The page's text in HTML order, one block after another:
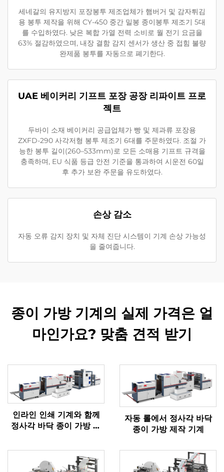
세네갈의 유지방지 포장봉투 제조업체가 햄버거 및 감자튀김
용 봉투 제작을 위해 CY-450 중간 밀봉 종이봉투 제조기 5대
를 수입하였다. 낮은 복합 가열 전력 소비로 월 전기 요금을
63% 절감하였으며, 내장 결함 감지 센서가 생산 중 접힘 불량
완제품 봉투를 자동으로 폐기한다.
UAE 베이커리 기프트 포장 공장 리파이트 프로
젝트
두바이 소재 베이커리 공급업체가 빵 및 제과류 포장용
ZXFD-290 사각저형 봉투 제조기 6대를 주문하였다. 조절 가
능한 봉투 길이(260–533mm)로 모든 소매용 기프트 규격을
충족하며, EU 식품 등급 안전 기준을 통과하여 시운전 60일
후 추가 보완 주문을 유도하였다.
손상 감소
자동 오류 감지 장치 및 자체 진단 시스템이 기계 손상 가능성
을 줄여줍니다.
종이 가방 기계의 실제 가격은 얼
마인가요? 맞춤 견적 받기
인라인 인쇄 기계와 함께
정사각 바닥 종이 가방 기
자동 롤에서 정사각 바닥
종이 가방 제작 기계